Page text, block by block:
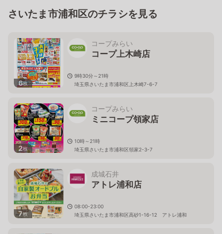
さいたま市浦和区のチラシを見る
6枚
コープみらい
コープ上木崎店
9時30分～21時
埼玉県さいたま市浦和区上木崎7-6-7
2枚
コープみらい
ミニコープ領家店
10時～21時
埼玉県さいたま市浦和区領家2-3-7
7枚
成城石井
アトレ浦和店
08:00-23:00
埼玉県さいたま市浦和区高砂1-16-12 アトレ浦和